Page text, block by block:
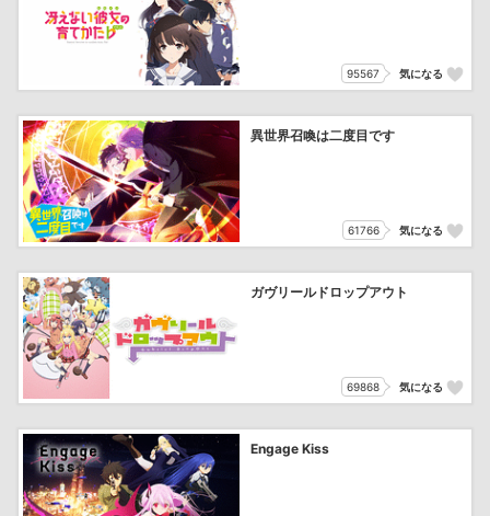
95567 気になる
異世界召喚は二度目です
61766 気になる
ガヴリールドロップアウト
69868 気になる
Engage Kiss